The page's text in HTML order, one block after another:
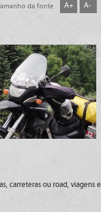
da fonte A+ A-
carreteras ou road, viagens e